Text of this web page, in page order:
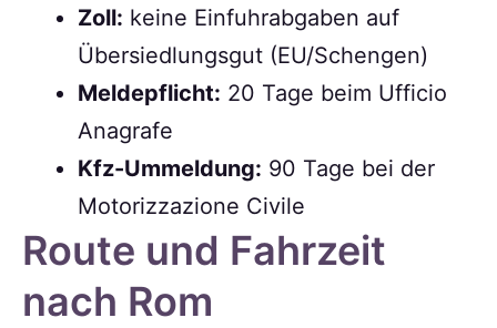
Zoll: keine Einfuhrabgaben auf
Übersiedlungsgut (EU/Schengen)
Meldepflicht: 20 Tage beim Ufficio
Anagrafe
Kfz-Ummeldung: 90 Tage bei der
Motorizzazione Civile
Route und Fahrzeit
nach Rom